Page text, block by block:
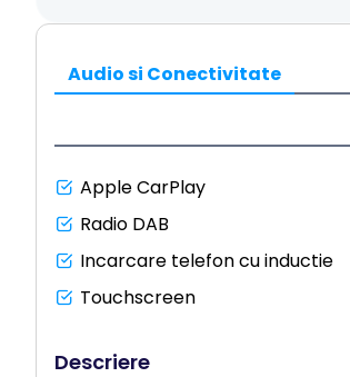
Audio si Conectivitate
Apple CarPlay
Radio DAB
Incarcare telefon cu inductie
Touchscreen
Descriere